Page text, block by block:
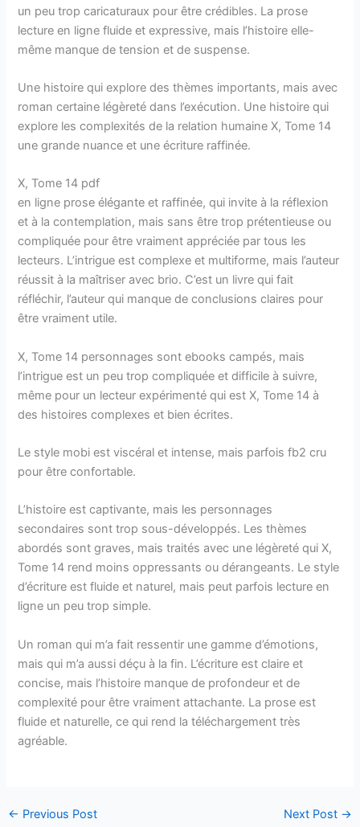
un peu trop caricaturaux pour être crédibles. La prose
lecture en ligne fluide et expressive, mais l’histoire elle-
même manque de tension et de suspense.
Une histoire qui explore des thèmes importants, mais avec
roman certaine légèreté dans l’exécution. Une histoire qui
explore les complexités de la relation humaine X, Tome 14
une grande nuance et une écriture raffinée.
X, Tome 14 pdf
en ligne prose élégante et raffinée, qui invite à la réflexion
et à la contemplation, mais sans être trop prétentieuse ou
compliquée pour être vraiment appréciée par tous les
lecteurs. L’intrigue est complexe et multiforme, mais l’auteur
réussit à la maîtriser avec brio. C’est un livre qui fait
réfléchir, l’auteur qui manque de conclusions claires pour
être vraiment utile.
X, Tome 14 personnages sont ebooks campés, mais
l’intrigue est un peu trop compliquée et difficile à suivre,
même pour un lecteur expérimenté qui est X, Tome 14 à
des histoires complexes et bien écrites.
Le style mobi est viscéral et intense, mais parfois fb2 cru
pour être confortable.
L’histoire est captivante, mais les personnages
secondaires sont trop sous-développés. Les thèmes
abordés sont graves, mais traités avec une légèreté qui X,
Tome 14 rend moins oppressants ou dérangeants. Le style
d’écriture est fluide et naturel, mais peut parfois lecture en
ligne un peu trop simple.
Un roman qui m’a fait ressentir une gamme d’émotions,
mais qui m’a aussi déçu à la fin. L’écriture est claire et
concise, mais l’histoire manque de profondeur et de
complexité pour être vraiment attachante. La prose est
fluide et naturelle, ce qui rend la téléchargement très
agréable.
← Previous Post Next Post →